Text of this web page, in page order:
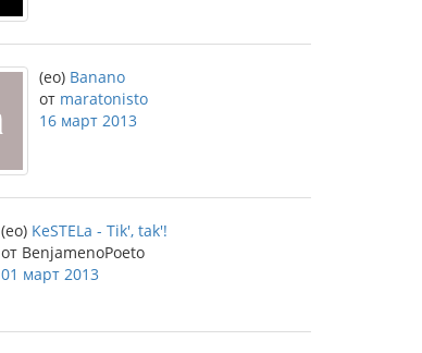
(eo) Banano
от maratonisto
16 март 2013
(eo) KeSTELa - Tik', tak'!
от BenjamenoPoeto
01 март 2013